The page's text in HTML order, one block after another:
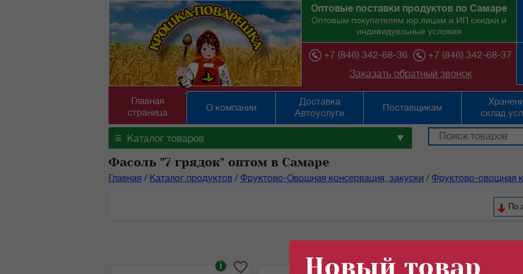
Оптовые поставки продуктов по Самаре
Оптовым покупателям юр.лицам и ИП скидки и
индивидуальные условия
+7 (846) 342-68-36
+7 (846) 342-68-37
Заказать обратный звонок
Главная
страница
О компании
Доставка
Автоуслуги
Поставщикам
≡ Каталог товаров ▼
Фасоль "7 грядок" оптом в Самаре
Главная / Каталог продуктов / Фруктово-Овощная консервация, закуски / Фруктово-овощная
i i